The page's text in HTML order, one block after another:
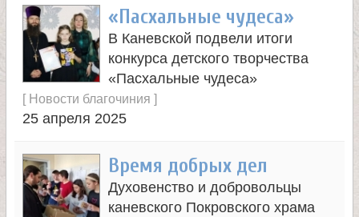
и
л
и
«Пасхальные чудеса»
В Каневской подвели итоги
конкурса детского творчества
«Пасхальные чудеса»
[ Новости благочиния ]
25 апреля 2025
Время добрых дел
Духовенство и добровольцы
каневского Покровского храма